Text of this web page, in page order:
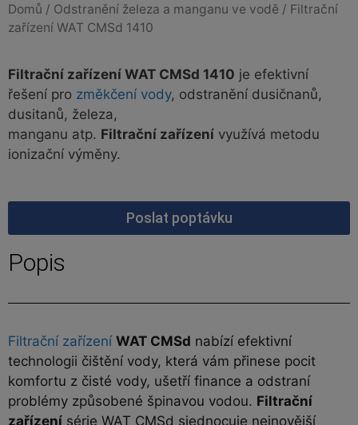
Domů / Odstranění železa a manganu ve vodě / Filtrační
zařízení WAT CMSd 1410
Filtrační zařízení WAT CMSd 1410 je efektivní
řešení pro změkčení vody, odstranění dusičnanů,
dusitanů, železa,
manganu atp. Filtrační zařízení využívá metodu
ionizační výměny.
Poslat poptávku
Popis
Filtrační zařízení WAT CMSd nabízí efektivní
technologii čištění vody, která vám přinese pocit
komfortu z čisté vody, ušetří finance a odstraní
problémy způsobené špinavou vodou. Filtrační
zařízení série WAT CMSd sjednocuje nejnovější